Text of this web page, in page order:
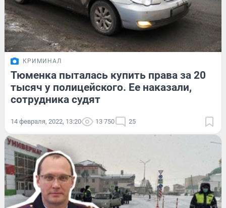
КРИМИНАЛ
Тюменка пыталась купить права за 20
тысяч у полицейского. Ее наказали,
сотрудника судят
14 февраля, 2022, 13:20 13 750 25